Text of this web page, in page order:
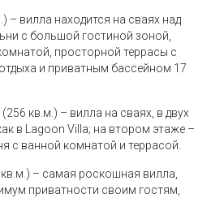
– вилла находится на сваях над
с большой гостиной зоной,
просторной террасы с
и приватным бассейном 17
(256 кв.м.) – вилла на сваях, в двух
в Lagoon Villa; на втором этаже –
с ванной комнатой и террасой.
– самая роскошная вилла,
приватности своим гостям,